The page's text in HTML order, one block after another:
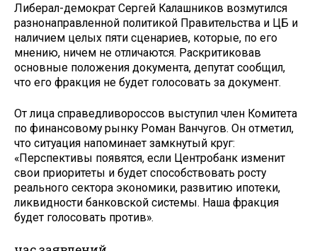
Либерал-демократ ­Сергей Калашников возмутился
разнонаправленной политикой Правительства и ЦБ и
наличием целых пяти сценариев, которые, по его
мнению, ничем не отличаются. Раскритиковав
основные положения документа, депутат сообщил,
что его фракция не будет голосовать за документ.
От лица справедливороссов выступил член Комитета
по финансовому рынку Роман Ванчугов. Он отметил,
что ситуация напоминает замкнутый круг:
«Перспективы появятся, если Центробанк изменит
свои приоритеты и будет способствовать росту
реального сектора экономики, развитию ипотеки,
ликвидности банковской системы. Наша фракция
будет голосовать против».